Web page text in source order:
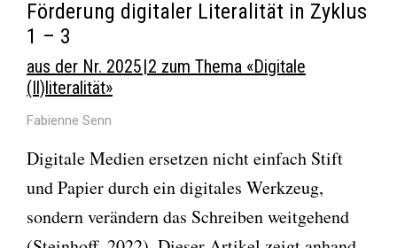
Förderung digitaler Literalität in Zyklus
1 – 3
aus der Nr. 2025 | 2 zum Thema «Digitale
(Il)literalität»
Fabienne Senn
Digitale Medien ersetzen nicht einfach Stift
und Papier durch ein digitales Werkzeug,
sondern verändern das Schreiben weitgehend